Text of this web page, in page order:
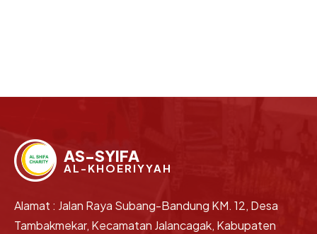
AS-SYIFA
AL-KHOERIYYAH
Alamat : Jalan Raya Subang-Bandung KM. 12, Desa
Tambakmekar, Kecamatan Jalancagak, Kabupaten